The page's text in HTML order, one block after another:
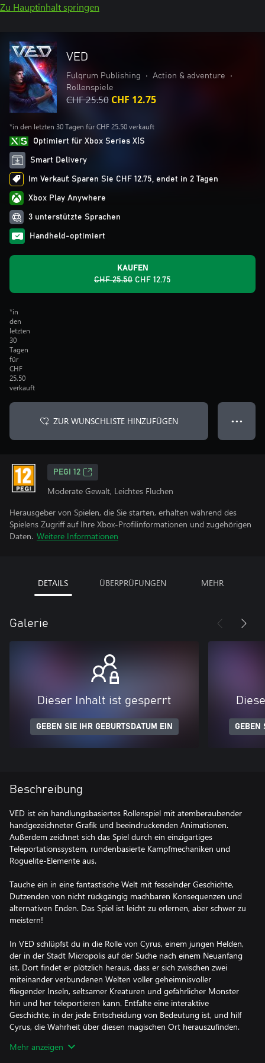
Zu Hauptinhalt springen
VED
Fulqrum Publishing • Action & adventure
•
Rollenspiele
CHF 25.50 CHF 12.75
*in den letzten 30 Tagen für CHF 25.50 verkauft
Optimiert für Xbox Series X|S
Smart Delivery
Im Verkauf: Sparen Sie CHF 12.75, endet in 2 Tagen
Xbox Play Anywhere
3 unterstützte Sprachen
Handheld-optimiert
KAUFEN
CHF 25.50 CHF 12.75
*in
den
letzten
30
Tagen
für
CHF
25.50
verkauft
ZUR WUNSCHLISTE HINZUFÜGEN ● ● ●
PEGI 12
Moderate Gewalt, Leichtes Fluchen
Herausgeber von Spielen, die Sie starten, erhalten während des
Spielens Zugriff auf Ihre Xbox-Profilinformationen und zugehörigen
Daten. Weitere Informationen
DETAILS ÜBERPRÜFUNGEN MEHR
Galerie
Dieser Inhalt ist gesperrt
GEBEN SIE IHR GEBURTSDATUM EIN GEBEN
Beschreibung
VED ist ein handlungsbasiertes Rollenspiel mit atemberaubender
handgezeichneter Grafik und beeindruckenden Animationen.
Außerdem zeichnet sich das Spiel durch ein einzigartiges
Teleportationssystem, rundenbasierte Kampfmechaniken und
Roguelite-Elemente aus.
Tauche ein in eine fantastische Welt mit fesselnder Geschichte,
Dutzenden von nicht rückgängig machbaren Konsequenzen und
alternativen Enden. Das Spiel ist leicht zu erlernen, aber schwer zu
meistern!
In VED schlüpfst du in die Rolle von Cyrus, einem jungen Helden,
der in der Stadt Micropolis auf der Suche nach einem Neuanfang
ist. Dort findet er plötzlich heraus, dass er sich zwischen zwei
miteinander verbundenen Welten voller geheimnisvoller
fliegender Inseln, seltsamer Kreaturen und gefährlicher Monster
hin und her teleportieren kann. Entfalte eine interaktive
Geschichte, in der jede Entscheidung von Bedeutung ist, und hilf
Cyrus, die Wahrheit über diesen magischen Ort herauszufinden.
Suche erfolgreich zu sein, musst du die mächtige Magie der Veds
Mehr anzeigen